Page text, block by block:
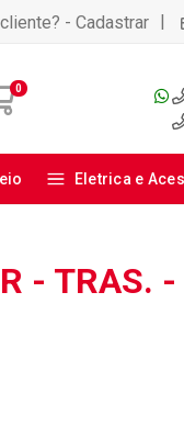
- Cadastrar |
0
Eletrica e
- TRAS.